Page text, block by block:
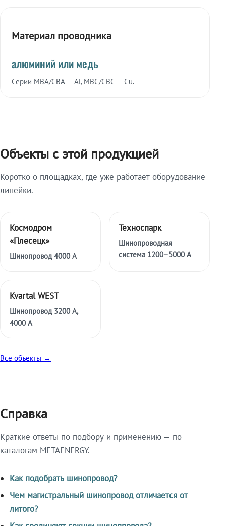
Материал проводника
алюминий или медь
Серии МВА/СВА — Al, МВС/СВС — Cu.
Объекты с этой продукцией
Коротко о площадках, где уже работает оборудование
линейки.
Космодром
«Плесецк»
Шинопровод 4000 А
Техноспарк
Шинопроводная
система 1200–5000 А
Kvartal WEST
Шинопровод 3200 А,
4000 А
Все объекты →
Справка
Краткие ответы по подбору и применению — по
каталогам METAENERGY.
Как подобрать шинопровод?
Чем магистральный шинопровод отличается от
литого?